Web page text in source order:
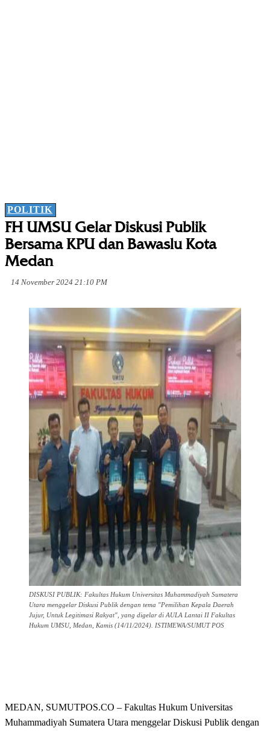
POLITIK
FH UMSU Gelar Diskusi Publik
Bersama KPU dan Bawaslu Kota
Medan
14 November 2024 21:10 PM
DISKUSI PUBLIK: Fakultas Hukum Universitas Muhammadiyah Sumatera
Utara menggelar Diskusi Publik dengan tema "Pemilihan Kepala Daerah
Jujur, Untuk Legitimasi Rakyat", yang digelar di AULA Lantai II Fakultas
Hukum UMSU, Medan, Kamis (14/11/2024). ISTIMEWA/SUMUT POS
MEDAN, SUMUTPOS.CO – Fakultas Hukum Universitas
Muhammadiyah Sumatera Utara menggelar Diskusi Publik dengan